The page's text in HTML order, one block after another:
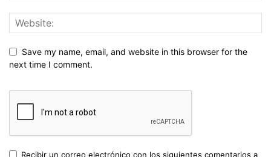
Save my name, email, and website in this browser for the
next time I comment.
Recibir un correo electrónico con los siguientes comentarios a